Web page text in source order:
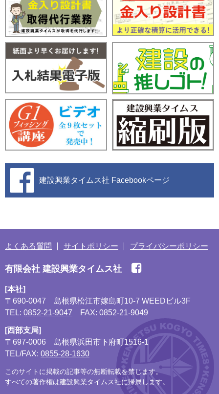
建設興業タイムス社 Facebookページ
よくある質問 サイトポリシー プライバシーポリシー
有限会社 建設興業タイムス社
[本社]
〒690-0047
島根県松江市嫁島町10-7 WEEDビル3F
TEL: 0852-21-9047 FAX: 0852-21-9049
[西部支局]
〒697-0006
島根県浜田市下府町1516-1
TEL/FAX: 0855-28-1630
このサイトに掲載の記事等の無断転載を禁じます。
すべての著作権は建設興業タイムス社に帰属します。